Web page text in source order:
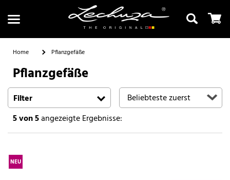
Suchen
Home Pflanzgefäße
Pflanzgefäße
Filter
5von 5angezeigte Ergebnisse:
NEU